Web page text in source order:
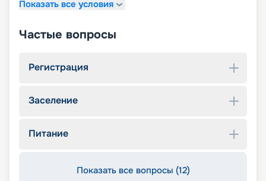
Показать все условия
Частые вопросы
Регистрация
Заселение
Питание
Показать все вопросы (12)